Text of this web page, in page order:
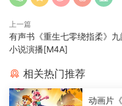
上一篇
有声书《重生七零绕指柔》九
小说演播[M4A]
相关热门推荐
动画片